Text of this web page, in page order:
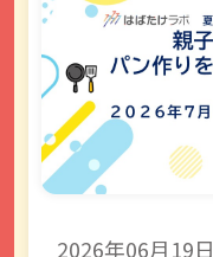
2026年06月19日